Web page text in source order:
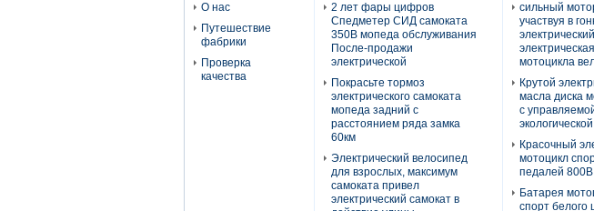
О нас
Путешествие
фабрики
Проверка
качества
2 лет фары цифров
Спедметер СИД самоката
350В мопеда обслуживания
После-продажи
электрической
Покрасьте тормоз
электрического самоката
мопеда задний с
расстоянием ряда замка
60км
Электрический велосипед
для взрослых, максимум
самоката привел
электрический самокат в
сильный
участвуя в
мотоцикла
Крутой
масла диска
с
Красочный
мотоцикл
педалей
Батарея
спорт белого